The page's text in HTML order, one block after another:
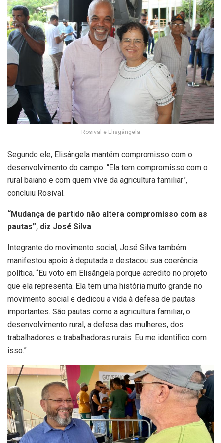
Rosival e Elisgângela
Segundo ele, Elisângela mantém compromisso com o
desenvolvimento do campo. “Ela tem compromisso com o
rural baiano e com quem vive da agricultura familiar”,
concluiu Rosival.
“Mudança de partido não altera compromisso com as
pautas”, diz José Silva
Integrante do movimento social, José Silva também
manifestou apoio à deputada e destacou sua coerência
política. “Eu voto em Elisângela porque acredito no projeto
que ela representa. Ela tem uma história muito grande no
movimento social e dedicou a vida à defesa de pautas
importantes. São pautas como a agricultura familiar, o
desenvolvimento rural, a defesa das mulheres, dos
trabalhadores e trabalhadoras rurais. Eu me identifico com
isso.”